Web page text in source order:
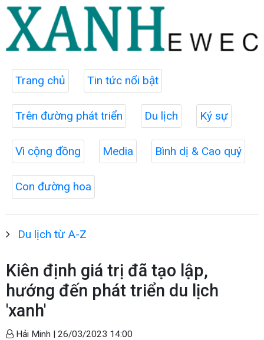
Trang chủ Tin tức nổi bật
Trên đường phát triển Du lịch Ký sự
Vì cộng đồng Media Bình dị & Cao quý
Con đường hoa
Du lịch từ A-Z
Kiên định giá trị đã tạo lập,
hướng đến phát triển du lịch
'xanh'
Hải Minh | 26/03/2023 14:00